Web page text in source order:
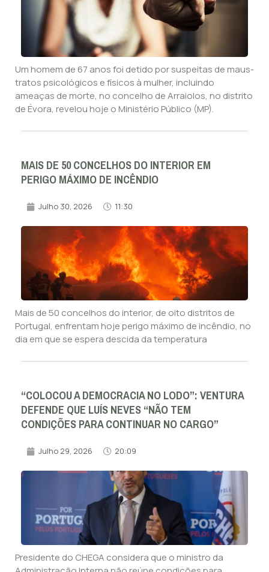
Um homem de 67 anos foi detido por suspeitas de maus-
tratos psicológicos e físicos à mulher, incluindo
ameaças de morte, no concelho de Arraiolos, no distrito
de Évora, revelou hoje o Ministério Público (MP).
MAIS DE 50 CONCELHOS DO INTERIOR EM
PERIGO MÁXIMO DE INCÊNDIO
Julho 30, 2026 11:30
Mais de 50 concelhos do interior, de oito distritos de
Portugal, enfrentam hoje perigo máximo de incêndio, no
dia em que se espera descida da temperatura
“COLOCOU A DEMOCRACIA NO LODO”: VENTURA
DEFENDE QUE LUÍS NEVES “NÃO TEM
CONDIÇÕES PARA CONTINUAR NO CARGO”
Julho 29, 2026 20:09
Presidente do CHEGA considera que o ministro da